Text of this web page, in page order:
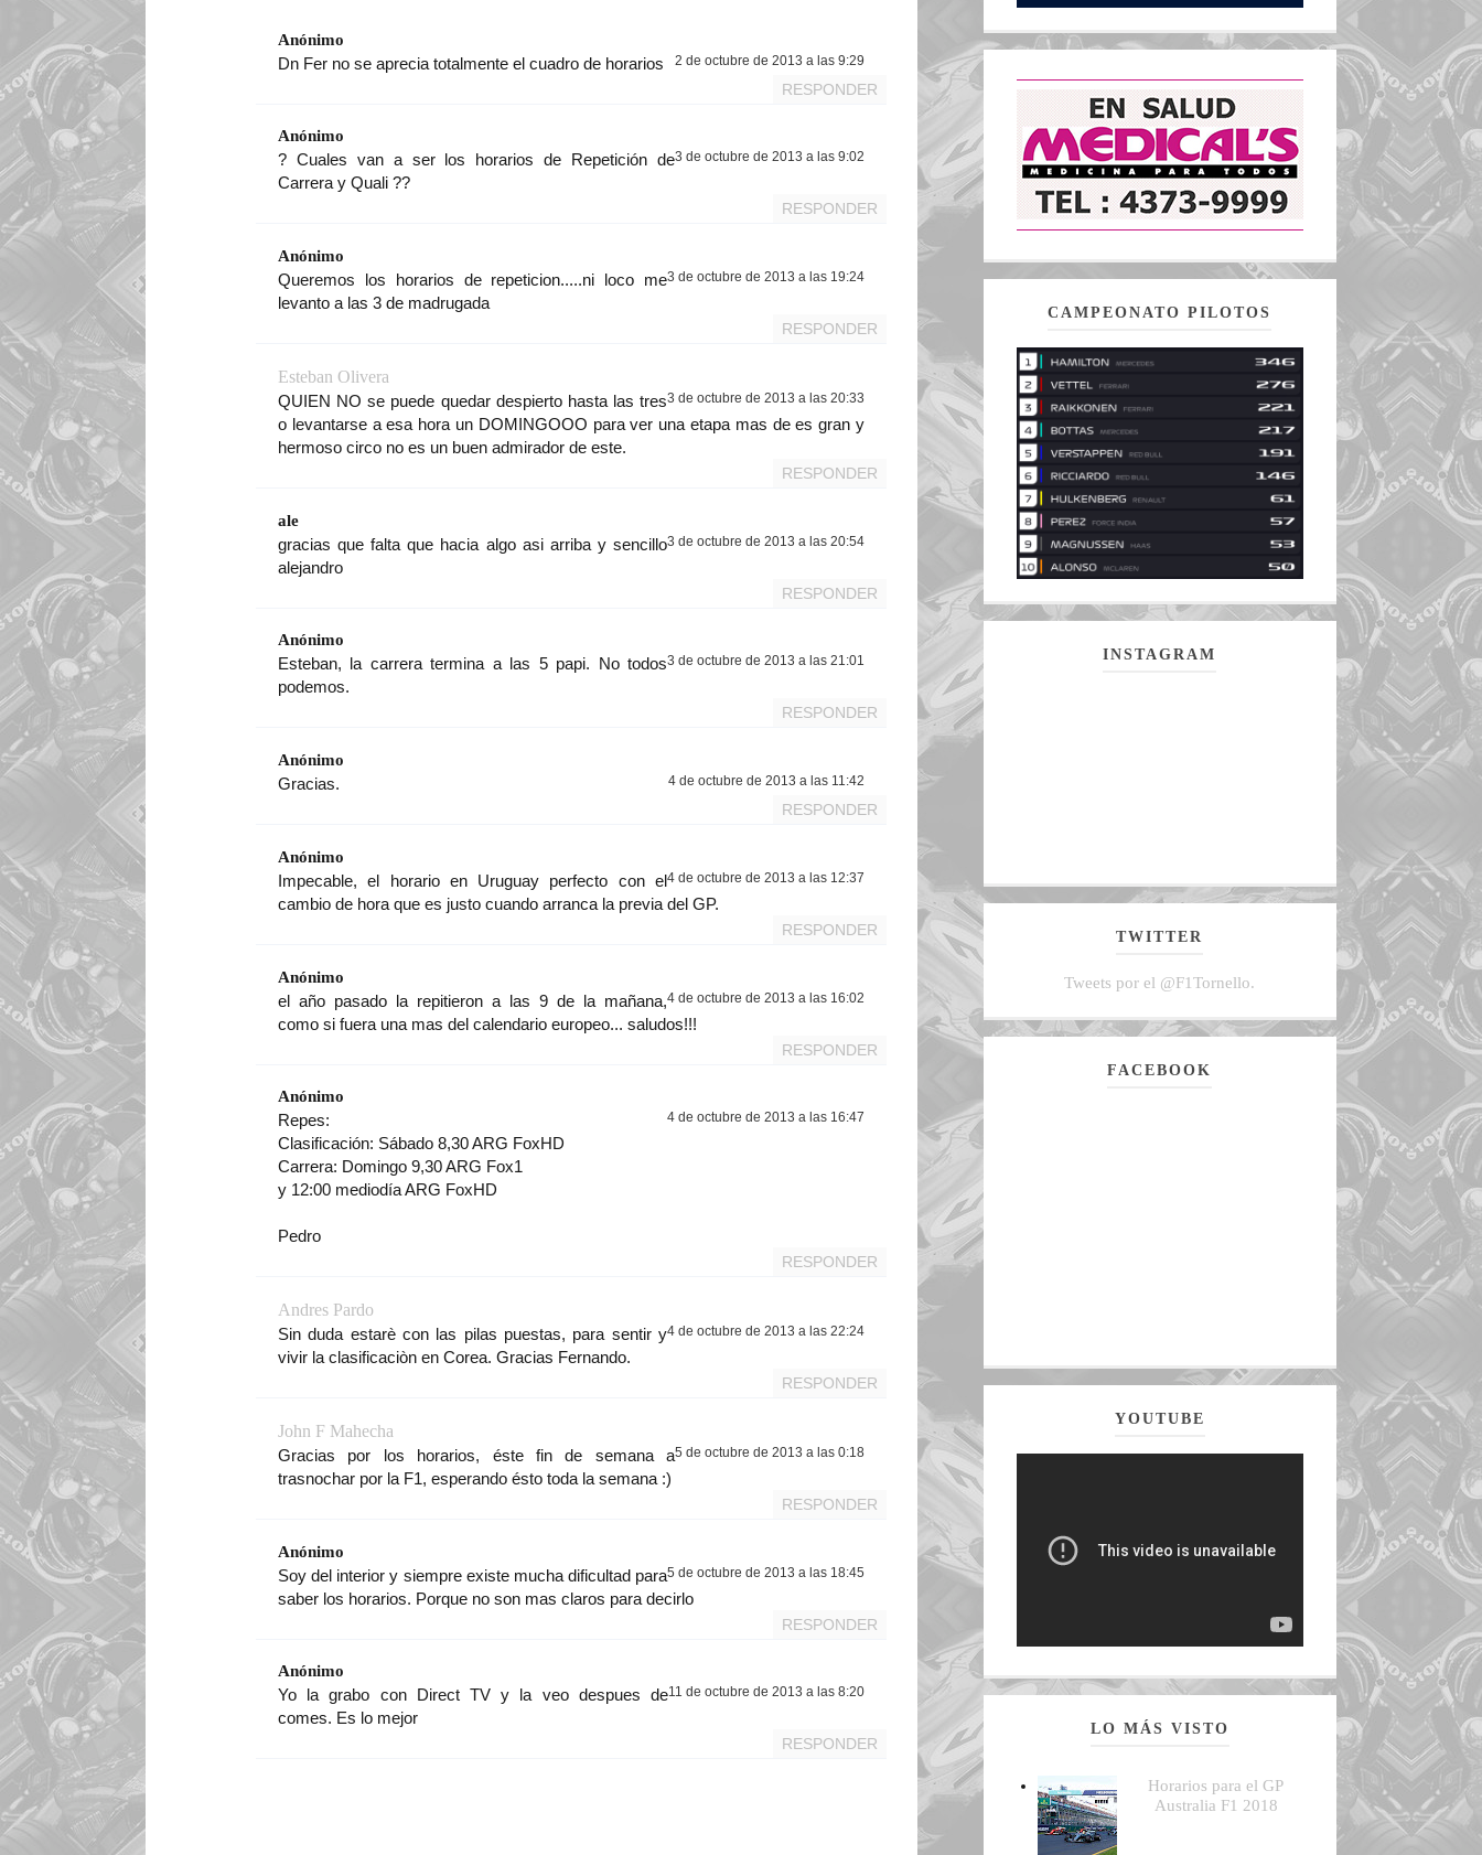
Anónimo
2 de octubre de 2013 a las 9:29
Dn Fer no se aprecia totalmente el cuadro de horarios
RESPONDER
Anónimo
3 de octubre de 2013 a las 9:02
? Cuales van a ser los horarios de Repetición de
Carrera y Quali ??
RESPONDER
Anónimo
3 de octubre de 2013 a las 19:24
Queremos los horarios de repeticion.....ni loco me
levanto a las 3 de madrugada
RESPONDER
Esteban Olivera
3 de octubre de 2013 a las 20:33
QUIEN NO se puede quedar despierto hasta las tres
o levantarse a esa hora un DOMINGOOO para ver una etapa mas de es gran y
hermoso circo no es un buen admirador de este.
RESPONDER
ale
3 de octubre de 2013 a las 20:54
gracias que falta que hacia algo asi arriba y sencillo
alejandro
RESPONDER
Anónimo
3 de octubre de 2013 a las 21:01
Esteban, la carrera termina a las 5 papi. No todos
podemos.
RESPONDER
Anónimo
4 de octubre de 2013 a las 11:42
Gracias.
RESPONDER
Anónimo
4 de octubre de 2013 a las 12:37
Impecable, el horario en Uruguay perfecto con el
cambio de hora que es justo cuando arranca la previa del GP.
RESPONDER
Anónimo
4 de octubre de 2013 a las 16:02
el año pasado la repitieron a las 9 de la mañana,
como si fuera una mas del calendario europeo... saludos!!!
RESPONDER
Anónimo
4 de octubre de 2013 a las 16:47
Repes:
Clasificación: Sábado 8,30 ARG FoxHD
Carrera: Domingo 9,30 ARG Fox1
y 12:00 mediodía ARG FoxHD
Pedro
RESPONDER
Andres Pardo
4 de octubre de 2013 a las 22:24
Sin duda estarè con las pilas puestas, para sentir y
vivir la clasificaciòn en Corea. Gracias Fernando.
RESPONDER
John F Mahecha
5 de octubre de 2013 a las 0:18
Gracias por los horarios, éste fin de semana a
trasnochar por la F1, esperando ésto toda la semana :)
RESPONDER
Anónimo
5 de octubre de 2013 a las 18:45
Soy del interior y siempre existe mucha dificultad para
saber los horarios. Porque no son mas claros para decirlo
RESPONDER
Anónimo
11 de octubre de 2013 a las 8:20
Yo la grabo con Direct TV y la veo despues de
comes. Es lo mejor
RESPONDER
CAMPEONATO PILOTOS
INSTAGRAM
TWITTER
Tweets por el @F1Tornello.
FACEBOOK
YOUTUBE
LO MÁS VISTO
Horarios para el GP
Australia F1 2018